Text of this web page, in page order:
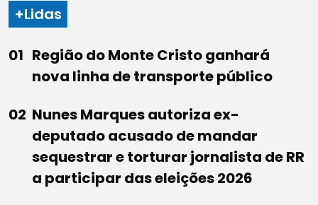
+Lidas
Região do Monte Cristo ganhará
nova linha de transporte público
Nunes Marques autoriza ex-
deputado acusado de mandar
sequestrar e torturar jornalista de RR
a participar das eleições 2026